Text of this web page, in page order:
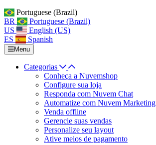
Portuguese (Brazil)
BR
Portuguese (Brazil)
US
English (US)
ES
Spanish
Menu
Categorias
Conheça a Nuvemshop
Configure sua loja
Responda com Nuvem Chat
Automatize com Nuvem Marketing
Venda offline
Gerencie suas vendas
Personalize seu layout
Ative meios de pagamento